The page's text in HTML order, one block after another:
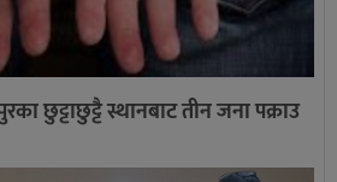
छुट्टाछुट्टै स्थानबाट तीन जना पक्राउ